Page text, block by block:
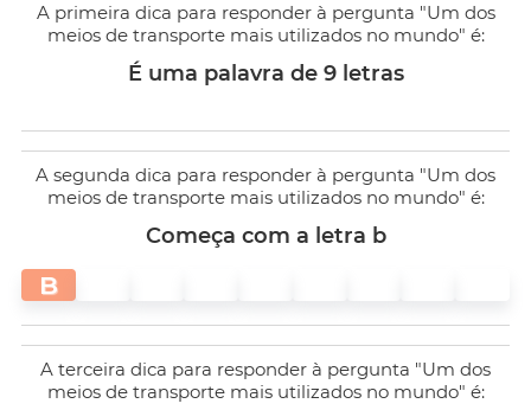
A primeira dica para responder à pergunta "Um dos
meios de transporte mais utilizados no mundo" é:
É uma palavra de 9 letras
A segunda dica para responder à pergunta "Um dos
meios de transporte mais utilizados no mundo" é:
Começa com a letra b
B
A terceira dica para responder à pergunta "Um dos
meios de transporte mais utilizados no mundo" é: